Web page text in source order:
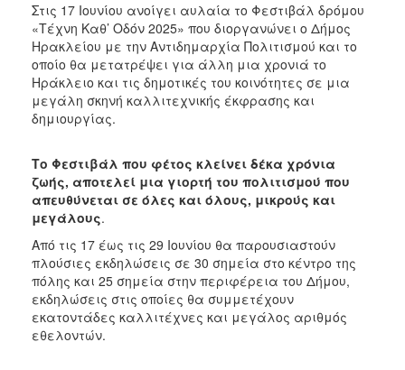
Πρωτοχρονιά
Πολιτιστικοί
Αγώνες
Θερινός
Δημοτικός
Κινηματογράφος
Μεσογειακού
Κινηματογράφου
Φεστιβάλ
Πιάνου
Μαθητικό
Καλλιτεχνικό
Φεστιβάλ
Συμπόσιο
Γλυπτικής
Στις 17 Ιουνίου ανοίγει αυλαία το Φεστιβάλ δρόμου
«Τέχνη Καθ’ Οδόν 2025» που διοργανώνει ο Δήμος
Ηρακλείου με την Αντιδημαρχία Πολιτισμού και το
οποίο θα μετατρέψει για άλλη μια χρονιά το
Ηράκλειο και τις δημοτικές του κοινότητες σε μια
μεγάλη σκηνή καλλιτεχνικής έκφρασης και
δημιουργίας.
Το Φεστιβάλ που φέτος κλείνει δέκα χρόνια
ζωής, αποτελεί μια γιορτή του πολιτισμού που
απευθύνεται σε όλες και όλους, μικρούς και
μεγάλους.
Από τις 17 έως τις 29 Ιουνίου θα παρουσιαστούν
πλούσιες εκδηλώσεις σε 30 σημεία στο κέντρο της
πόλης και 25 σημεία στην περιφέρεια του Δήμου,
εκδηλώσεις στις οποίες θα συμμετέχουν
εκατοντάδες καλλιτέχνες και μεγάλος αριθμός
εθελοντών.